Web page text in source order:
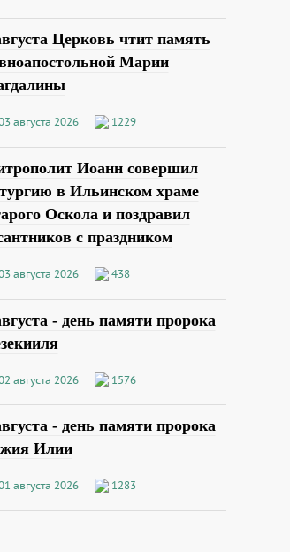
Церковь чтит память
Марии
августа 2026 1229
Иоанн совершил
в Ильинском храме
Оскола и поздравил
с праздником
августа 2026 438
- день памяти пророка
августа 2026 1576
- день памяти пророка
Илии
августа 2026 1283